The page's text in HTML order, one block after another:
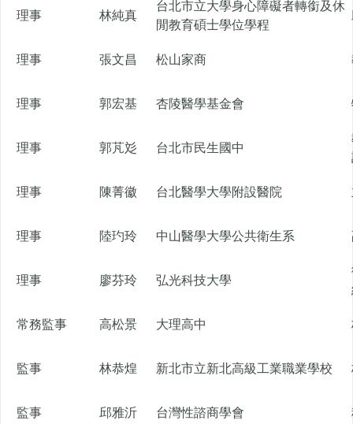
理事 林純真
台北市立大學身心障礙者轉銜及休
閒教育碩士學位學程
理事 張文昌 松山家商
理事 郭宏基 杏陵醫學基金會
理事 郭芃彣 台北市民生國中
理事 陳菁徽 台北醫學大學附設醫院
理事 陸玓玲 中山醫學大學公共衛生系
理事 廖芬玲 弘光科技大學
常務監事 高松景 大理高中
監事 林恭煌 新北市立新北高級工業職業學校
監事 邱雅沂 台灣性諮商學會